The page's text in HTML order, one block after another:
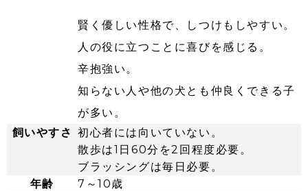
賢く優しい性格で、しつけもしやすい。
人の役に立つことに喜びを感じる。
辛抱強い。
知らない人や他の犬とも仲良くできる子
が多い。
飼いやすさ 初心者には向いていない。
散歩は1日60分を2回程度必要。
ブラッシングは毎日必要。
年齢
7～10歳